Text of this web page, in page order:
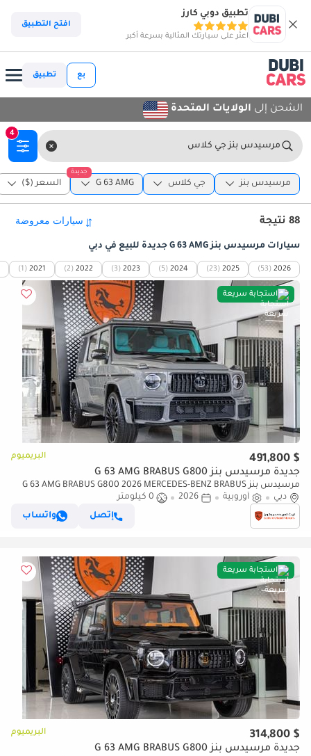
تطبيق دوبي كارز
اعثر على سيارتك المثالية بسرعة أكبر
افتح التطبيق
بع تطبيق
الشحن إلى الولايات المتحدة
مرسيدس بنز جي كلاس
4
مرسيدس بنز جي كلاس
جديدة
G 63 AMG السعر ($)
88 نتيجة
سيارات مرسيدس بنز G 63 AMG جديدة للبيع في دبي
2026
(53)
2025
(23)
2024
(5)
2023
(3)
2022
(2)
2021
(1)
استجابة سريعة
$ 491,800 البريميوم
جديدة مرسيدس بنز G 63 AMG BRABUS G800
مرسيدس بنز G 63 AMG BRABUS G800 2026 MERCEDES-BENZ BRABUS
G800 | ORIGINAL BRABUS CERTIFICATE
دبي أوروبية 2026
0 كيلومتر
إتصل
واتساب
استجابة سريعة
$ 314,800 البريميوم
جديدة مرسيدس بنز G 63 AMG BRABUS G800